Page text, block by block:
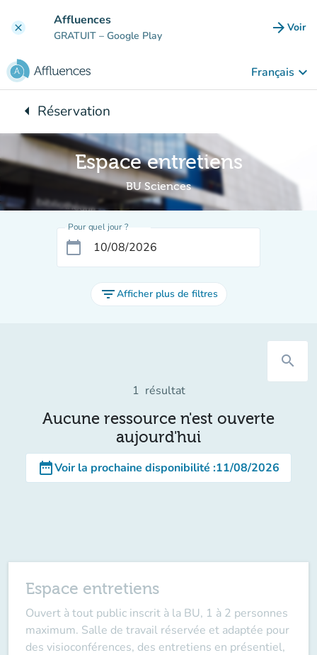
clear Affluences
GRATUIT – Google Play arrow_forward Voir
Français keyboard_arrow_down
arrow_leftRetour à :
Réservation
Espace entretiens
BU Sciences
Pour quel jour ?
calendar_today
filter_listAfficher plus de filtres
search
1 résultat
Aucune ressource n'est ouverte
aujourd'hui
date_rangeVoir la prochaine disponibilité :11/08/2026
Espace entretiens
Ouvert à tout public inscrit à la BU, 1 à 2 personnes
maximum. Salle de travail réservée et adaptée pour
des visioconférences, des entretiens en présentiel,